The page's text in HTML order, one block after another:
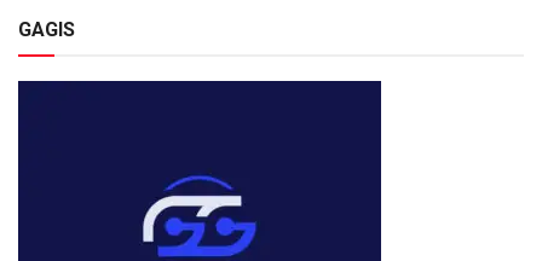
GAGIS